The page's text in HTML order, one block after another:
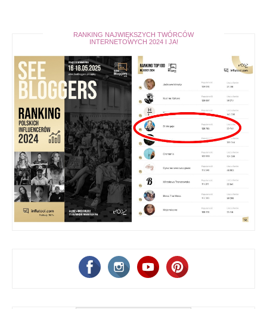
RANKING NAJWIĘKSZYCH TWÓRCÓW
INTERNETOWYCH 2024 I JA!